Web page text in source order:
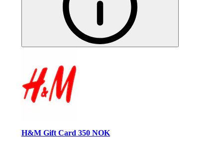
H&M Gift Card 350 NOK